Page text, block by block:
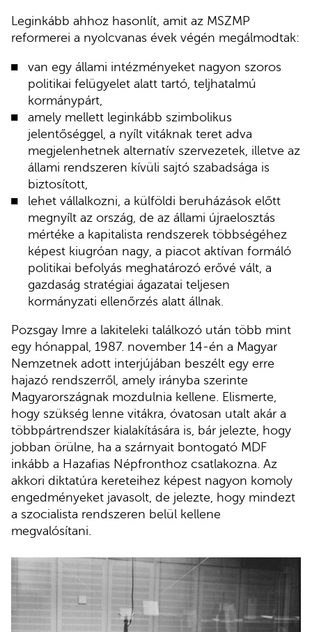
Leginkább ahhoz hasonlít, amit az MSZMP
reformerei a nyolcvanas évek végén megálmodtak:
van egy állami intézményeket nagyon szoros
politikai felügyelet alatt tartó, teljhatalmú
kormánypárt,
amely mellett leginkább szimbolikus
jelentőséggel, a nyílt vitáknak teret adva
megjelenhetnek alternatív szervezetek, illetve az
állami rendszeren kívüli sajtó szabadsága is
biztosított,
lehet vállalkozni, a külföldi beruházások előtt
megnyílt az ország, de az állami újraelosztás
mértéke a kapitalista rendszerek többségéhez
képest kiugróan nagy, a piacot aktívan formáló
politikai befolyás meghatározó erővé vált, a
gazdaság stratégiai ágazatai teljesen
kormányzati ellenőrzés alatt állnak.
Pozsgay Imre a lakiteleki találkozó után több mint
egy hónappal, 1987. november 14-én a Magyar
Nemzetnek adott interjújában beszélt egy erre
hajazó rendszerről, amely irányba szerinte
Magyarországnak mozdulnia kellene. Elismerte,
hogy szükség lenne vitákra, óvatosan utalt akár a
többpártrendszer kialakítására is, bár jelezte, hogy
jobban örülne, ha a szárnyait bontogató MDF
inkább a Hazafias Népfronthoz csatlakozna. Az
akkori diktatúra kereteihez képest nagyon komoly
engedményeket javasolt, de jelezte, hogy mindezt
a szocialista rendszeren belül kellene
megvalósítani.